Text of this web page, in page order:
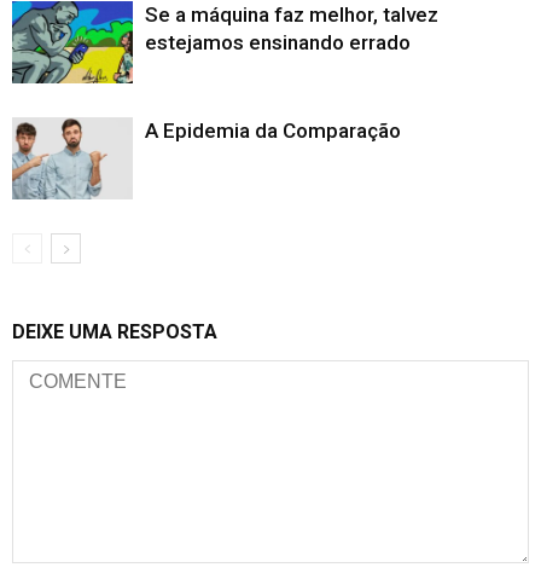
Se a máquina faz melhor, talvez
estejamos ensinando errado
A Epidemia da Comparação
DEIXE UMA RESPOSTA